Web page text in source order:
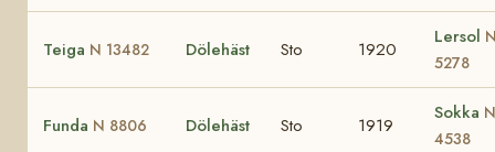
Teiga N 13482 Dölehäst Sto 1920
Lersol
5278
Funda N 8806 Dölehäst Sto 1919
Sokka N
4538